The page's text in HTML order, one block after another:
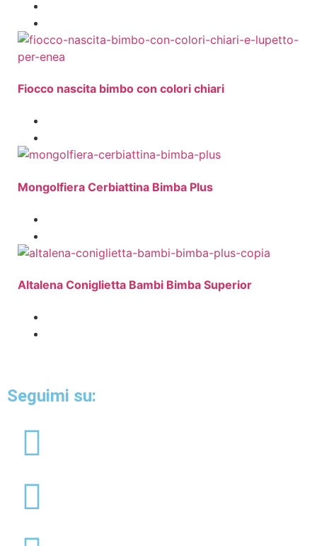
Fiocco nascita bimbo con colori chiari
Mongolfiera Cerbiattina Bimba Plus
Altalena Coniglietta Bambi Bimba Superior
Seguimi su: